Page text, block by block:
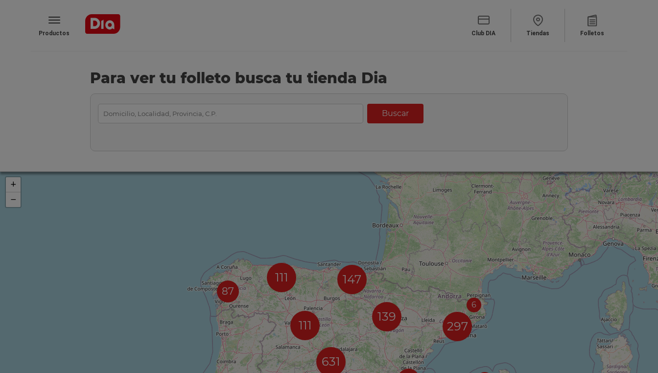
Productos Club DIA Tiendas Folletos
Para ver tu folleto busca tu tienda Dia
87
111 147
111
631
6
139
297
+
−